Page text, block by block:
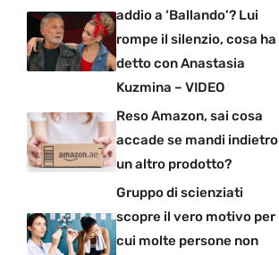
addio a ‘Ballando’? Lui
rompe il silenzio, cosa ha
detto con Anastasia
Kuzmina – VIDEO
Reso Amazon, sai cosa
accade se mandi indietro
un altro prodotto?
Gruppo di scienziati
scopre il vero motivo per
cui molte persone non